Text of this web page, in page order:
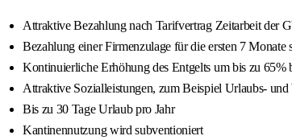
Attraktive Bezahlung nach Tarifvertrag Zeitarbeit der
Bezahlung einer Firmenzulage für die ersten 7
Kontinuierliche Erhöhung des Entgelts um bis zu
Attraktive Sozialleistungen, zum Beispiel Urlaubs- und
Bis zu 30 Tage Urlaub pro Jahr
Kantinennutzung wird subventioniert